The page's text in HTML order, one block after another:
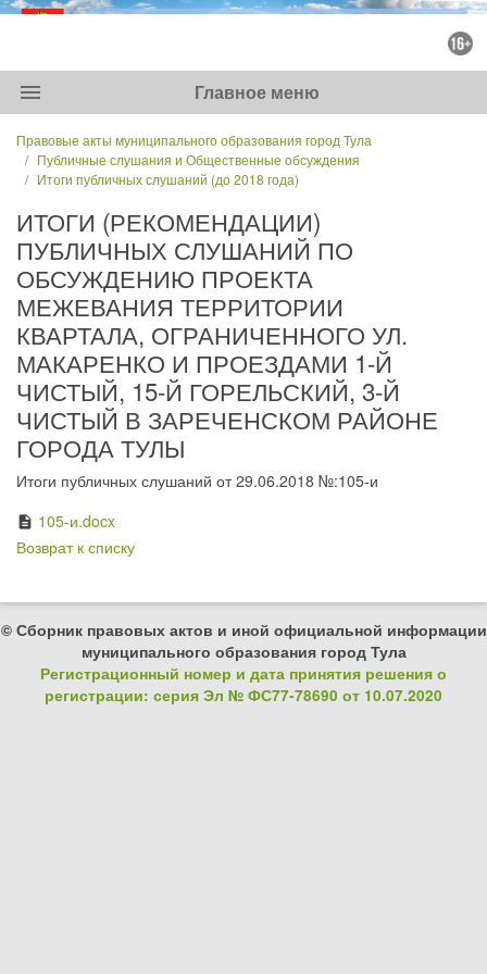
menu Главное меню
Правовые акты муниципального образования город Тула
Публичные слушания и Общественные обсуждения
Итоги публичных слушаний (до 2018 года)
ИТОГИ (РЕКОМЕНДАЦИИ)
ПУБЛИЧНЫХ СЛУШАНИЙ ПО
ОБСУЖДЕНИЮ ПРОЕКТА
МЕЖЕВАНИЯ ТЕРРИТОРИИ
КВАРТАЛА, ОГРАНИЧЕННОГО УЛ.
МАКАРЕНКО И ПРОЕЗДАМИ 1-Й
ЧИСТЫЙ, 15-Й ГОРЕЛЬСКИЙ, 3-Й
ЧИСТЫЙ В ЗАРЕЧЕНСКОМ РАЙОНЕ
ГОРОДА ТУЛЫ
Итоги публичных слушаний от 29.06.2018 №:105-и
description 105-и.docx
Возврат к списку
© Сборник правовых актов и иной официальной информации
муниципального образования город Тула
Регистрационный номер и дата принятия решения о
регистрации: серия Эл № ФС77-78690 от 10.07.2020